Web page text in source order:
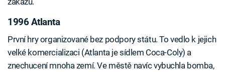
1996 Atlanta
První hry organizované bez podpory státu. To vedlo k jejich
velké komercializaci (Atlanta je sídlem Coca-Coly) a
znechucení mnoha zemí. Ve městě navíc vybuchla bomba,